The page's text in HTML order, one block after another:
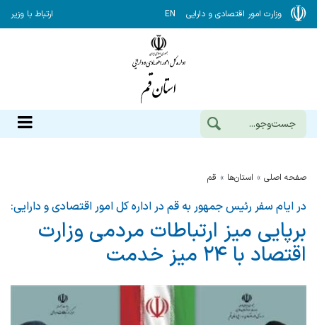
وزارت امور اقتصادی و دارایی EN ارتباط با وزیر
صفحه اصلی استان‌ها قم
در ایام سفر رئیس جمهور به قم در اداره کل امور اقتصادی و دارایی:
برپایی میز ارتباطات مردمی وزارت
اقتصاد با ۲۴ میز خدمت